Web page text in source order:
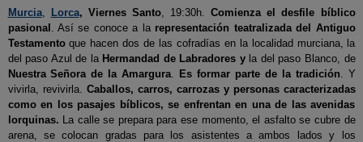
Murcia, Lorca, Viernes Santo, 19:30h.Comienza el desfile bíblico
pasional . Así se conoce a la representación teatralizada del Antiguo
Testamentoque hacen dos de las cofradías en la localidad murciana, la
del paso Azul de la Hermandad de Labradores yla del paso Blanco, de
Nuestra Señora de la Amargura. Es formar parte de la tradición. Y
vivirla, revivirla. Caballos, carros, carrozas y personas caracterizadas
como en los pasajes bíblicos, se enfrentan en una de las avenidas
lorquinas. La calle se prepara para ese momento, el asfalto se cubre de
arena, se colocan gradas para los asistentes a ambos lados y los